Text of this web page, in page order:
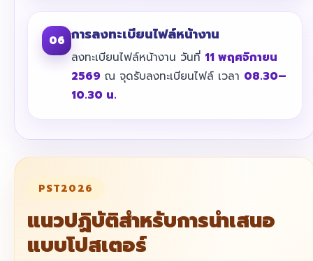
06 การลงทะเบียนไฟล์หน้างาน
ลงทะเบียนไฟล์หน้างาน วันที่ 11 พฤศจิกายน
2569 ณ จุดรับลงทะเบียนไฟล์ เวลา 08.30–
10.30 น.
PST2026
แนวปฏิบัติสำหรับการนำเสนอ
แบบโปสเตอร์